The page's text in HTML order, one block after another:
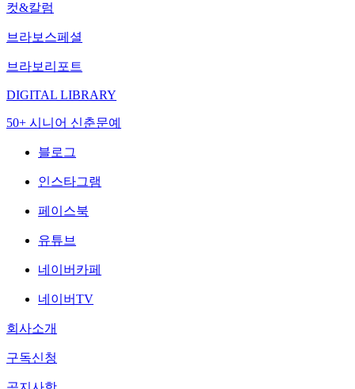
컷&칼럼
브라보스페셜
브라보리포트
DIGITAL LIBRARY
50+ 시니어 신춘문예
블로그
인스타그램
페이스북
유튜브
네이버카페
네이버TV
회사소개
구독신청